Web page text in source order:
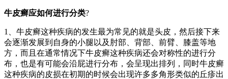
牛皮癣应如何进行分类?
1、牛皮癣这种疾病的发生最为常见的就是头皮，然后接下来
会逐渐发展到自身的小腿以及肘部、背部、前臂、膝盖等地
方，而且在通常情况下牛皮癣这种疾病还会对称性的进行分
布，也是有可能会沿屁进行分布，会呈现出排列，同时牛皮癣
这种疾病的皮损在初期的时候会出现许多多角形类似的丘疹出